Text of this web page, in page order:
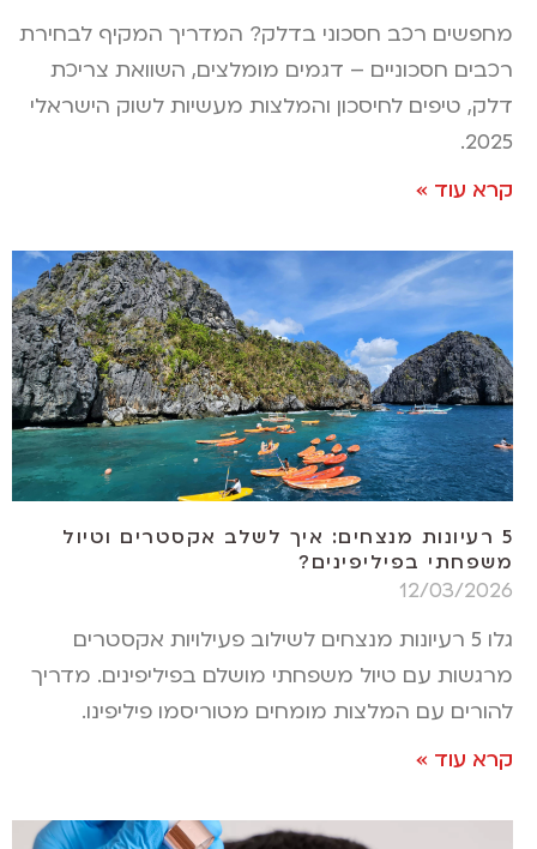
מחפשים רכב חסכוני בדלק? המדריך המקיף לבחירת
רכבים חסכוניים – דגמים מומלצים, השוואת צריכת
דלק, טיפים לחיסכון והמלצות מעשיות לשוק הישראלי
2025.
קרא עוד »
5 רעיונות מנצחים: איך לשלב אקסטרים וטיול
משפחתי בפיליפינים?
12/03/2026
גלו 5 רעיונות מנצחים לשילוב פעילויות אקסטרים
מרגשות עם טיול משפחתי מושלם בפיליפינים. מדריך
להורים עם המלצות מומחים מטוריסמו פיליפינו.
קרא עוד »